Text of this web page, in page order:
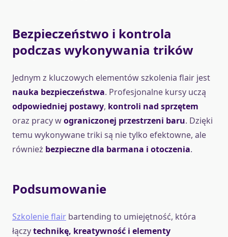
Bezpieczeństwo i kontrola
podczas wykonywania trików
Jednym z kluczowych elementów szkolenia flair jest
nauka bezpieczeństwa. Profesjonalne kursy uczą
odpowiedniej postawy, kontroli nad sprzętem
oraz pracy wograniczonej przestrzeni baru. Dzięki
temu wykonywane triki są nie tylko efektowne, ale
również bezpieczne dla barmana i otoczenia.
Podsumowanie
Szkolenie flair bartending to umiejętność, która
łączytechnikę, kreatywność i elementy